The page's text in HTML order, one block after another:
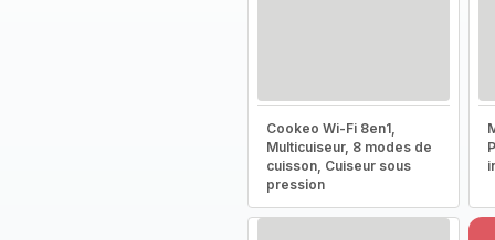
Cookeo Wi-Fi 8en1,
Multicuiseur, 8 modes de
cuisson, Cuiseur sous
pression